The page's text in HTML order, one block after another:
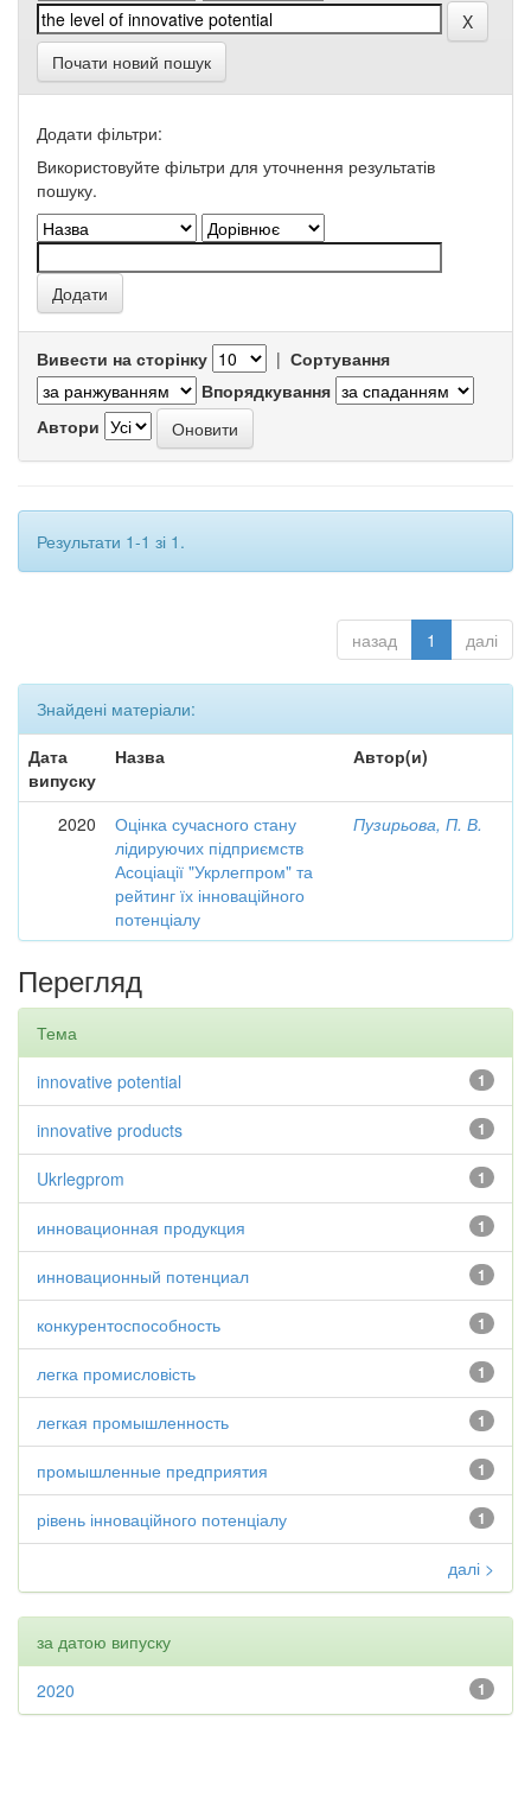
Почати новий пошук
Додати фільтри:
Використовуйте фільтри для уточнення результатів
пошуку.
Вивести на сторінку | Сортування
Впорядкування
Автори
Результати 1-1 зі 1.
назад 1 далі
Знайдені матеріали:
Дата
випуску
Назва Автор(и)
2020
Оцінка сучасного стану
лідируючих підприємств
Асоціації "Укрлегпром" та
рейтинг їх інноваційного
потенціалу
Пузирьова, П. В.
Перегляд
Тема
1
innovative potential
1
innovative products
1
Ukrlegprom
1
инновационная продукция
1
инновационный потенциал
1
конкурентоспособность
1
легка промисловість
1
легкая промышленность
1
промышленные предприятия
1
рівень інноваційного потенціалу
далі >
за датою випуску
1
2020